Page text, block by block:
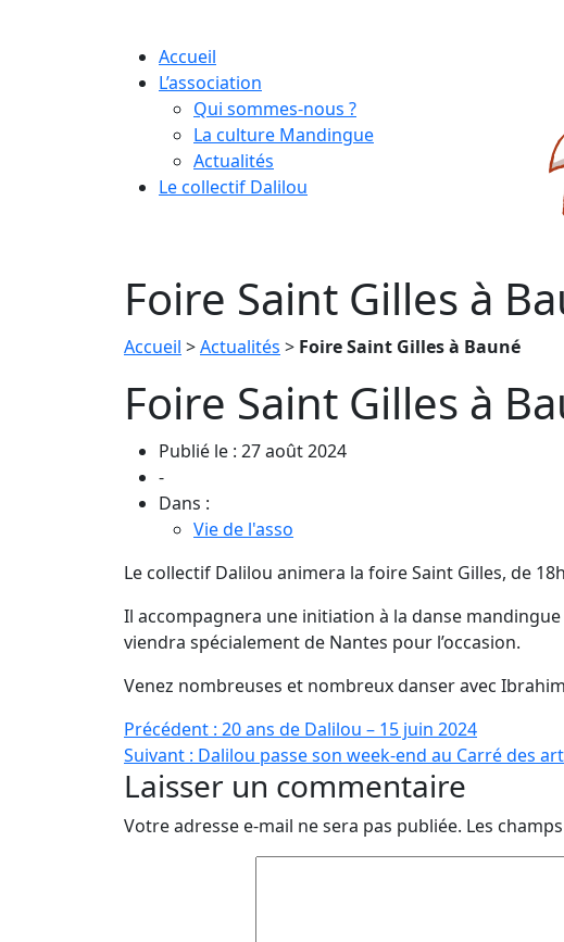
Accueil
L’association
Qui sommes-nous ?
La culture Mandingue
Actualités
Le collectif Dalilou
Foire Saint Gilles à
Accueil >Actualités > Foire Saint Gilles à Bauné
Foire Saint Gilles à
Publié le : 27 août 2024
-
Dans :
Vie de l'asso
Le collectif Dalilou animera la foire Saint Gilles, de
Il accompagnera une initiation à la danse
viendra spécialement de Nantes pour l’occasion.
Venez nombreuses et nombreux danser avec
Navigation
de
l’article
Précédent : 20 ans de Dalilou – 15 juin 2024
Suivant : Dalilou passe son week-end au Carré des
Laisser un commentaire
Votre adresse e-mail ne sera pas publiée. Les